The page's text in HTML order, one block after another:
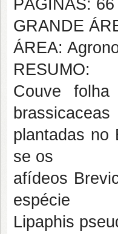
PÁGINAS: 66
GRANDE
ÁREA:
RESUMO:
Couve
brassicaceas
plantadas no
se os
afídeos
espécie
Lipaphis